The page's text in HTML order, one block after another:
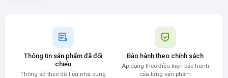
Thông tin sản phẩm đã đối
chiếu
Thông số theo dữ liệu nhà cung
Bảo hành theo chính sách
Áp dụng theo điều kiện bảo hành
của từng sản phẩm